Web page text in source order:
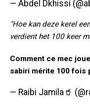
— Abdel Dkhissi
"Hoe kan deze kerel
verdient het 100 keer
Comment ce mec
sabiri mérite 100 fois
— Raibi Jamila🥤